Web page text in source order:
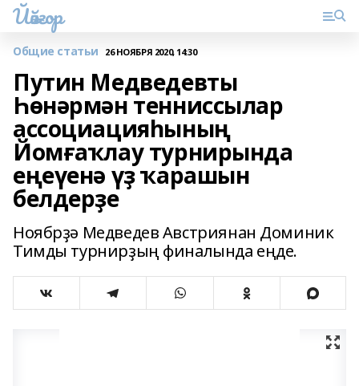
Йәйғор
Общие статьи 26 НОЯБРЯ 2020, 14:30
Путин Медведевты
Һөнәрмән тенниссылар
ассоциацияһының
Йомғаҡлау турнирында
еңеүенә үҙ ҡарашын
белдерҙе
Ноябрҙә Медведев Австриянан Доминик
Тимды турнирҙың финалында еңде.